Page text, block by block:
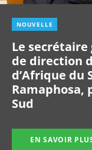
NOUVELLE
Le secrétaire
de direction
d’Afrique du
Ramaphosa,
Sud
EN SAVOIR